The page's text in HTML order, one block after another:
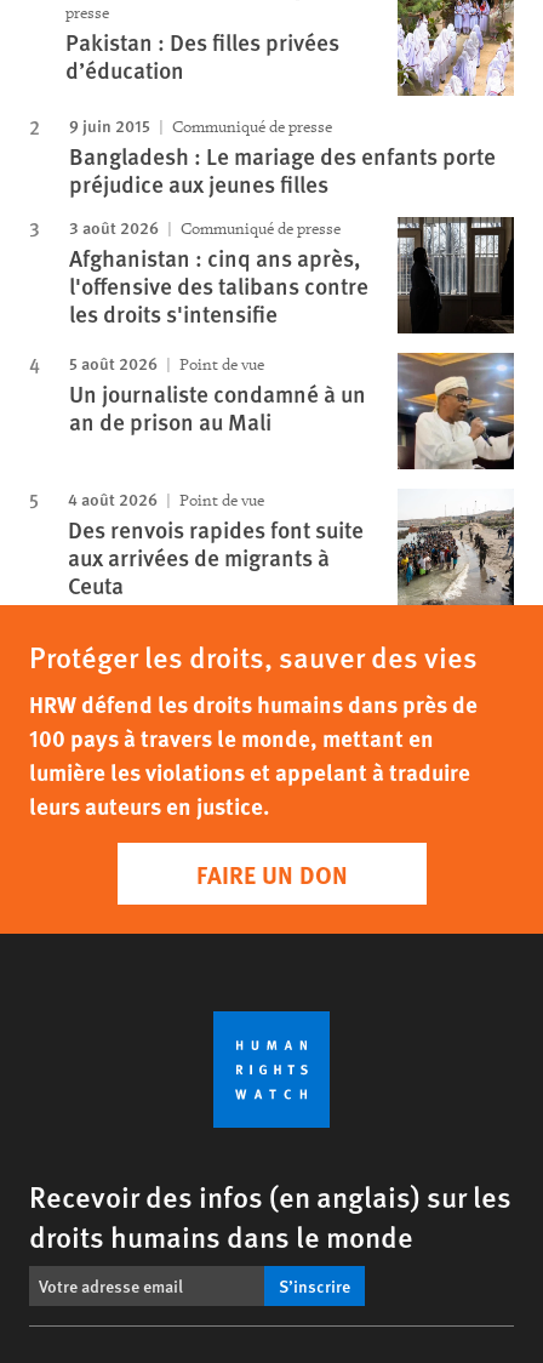
presse
Pakistan : Des filles privées
d’éducation
9 juin 2015 Communiqué de presse
Bangladesh : Le mariage des enfants porte
préjudice aux jeunes filles
3 août 2026 Communiqué de presse
Afghanistan : cinq ans après,
l'offensive des talibans contre
les droits s'intensifie
5 août 2026 Point de vue
Un journaliste condamné à un
an de prison au Mali
4 août 2026 Point de vue
Des renvois rapides font suite
aux arrivées de migrants à
Ceuta
Protéger les droits, sauver des vies
HRW défend les droits humains dans près de
100 pays à travers le monde, mettant en
lumière les violations et appelant à traduire
leurs auteurs en justice.
FAIRE UN DON
Recevoir des infos (en anglais) sur les
droits humains dans le monde
S’inscrire